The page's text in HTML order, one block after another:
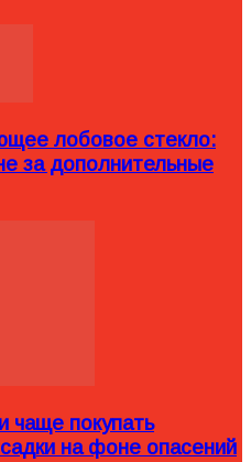
лобовое стекло:
за дополнительные
чаще покупать
на фоне опасений